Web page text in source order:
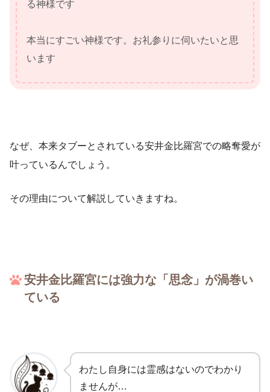
る神様です
本当にすごい神様です。お礼参りに伺いたいと思
います
なぜ、本来タブーとされている安井金比羅宮での略奪愛が
叶っているんでしょう。
その理由について解説していきますね。
安井金比羅宮には強力な「思念」が渦巻い
ている
わたし自身には霊感はないのでわかり
ませんが…